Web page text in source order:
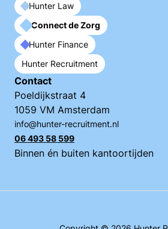
Hunter Law
Connect de Zorg
Hunter Finance
Hunter Recruitment
Contact
Poeldijkstraat 4
1059 VM Amsterdam
info@hunter-recruitment.nl
06 493 58 599
Binnen én buiten kantoortijden